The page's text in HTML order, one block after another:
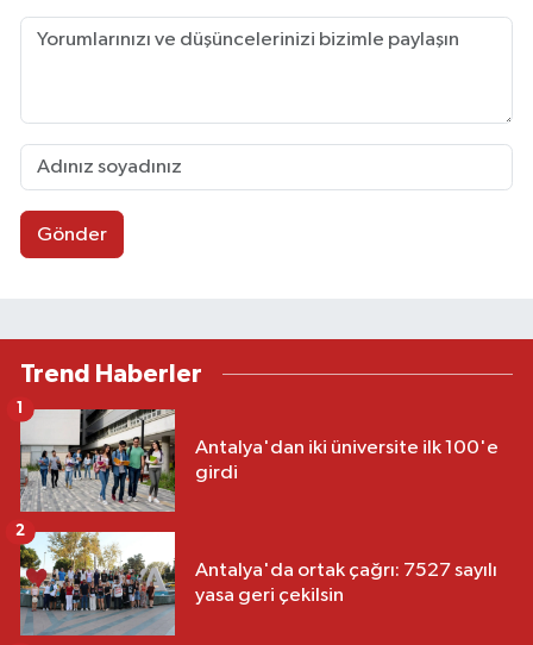
Gönder
Trend Haberler
Antalya'dan iki üniversite ilk 100'e
girdi
Antalya'da ortak çağrı: 7527 sayılı
yasa geri çekilsin
2